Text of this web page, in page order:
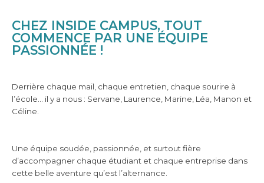
CHEZ INSIDE CAMPUS, TOUT
COMMENCE PAR UNE ÉQUIPE
PASSIONNÉE !
Derrière chaque mail, chaque entretien, chaque sourire à
l’école… il y a nous : Servane, Laurence, Marine, Léa, Manon et
Céline.
Une équipe soudée, passionnée, et surtout fière
d’accompagner chaque étudiant et chaque entreprise dans
cette belle aventure qu’est l’alternance.